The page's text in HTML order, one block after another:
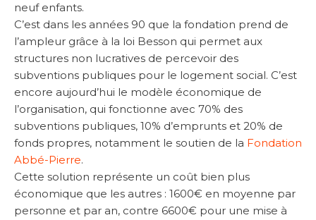
neuf enfants.
C’est dans les années 90 que la fondation prend de
l’ampleur grâce à la loi Besson qui permet aux
structures non lucratives de percevoir des
subventions publiques pour le logement social. C’est
encore aujourd’hui le modèle économique de
l’organisation, qui fonctionne avec 70% des
subventions publiques, 10% d’emprunts et 20% de
fonds propres, notamment le soutien de la Fondation
Abbé-Pierre.
Cette solution représente un coût bien plus
économique que les autres : 1600€ en moyenne par
personne et par an, contre 6600€ pour une mise à